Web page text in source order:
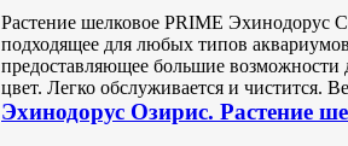
Растение шелковое PRIME Эхинодорус
подходящее для любых типов
предоставляющее большие возможности
цвет. Легко обслуживается и чистится.
Эхинодорус Озирис. Растение